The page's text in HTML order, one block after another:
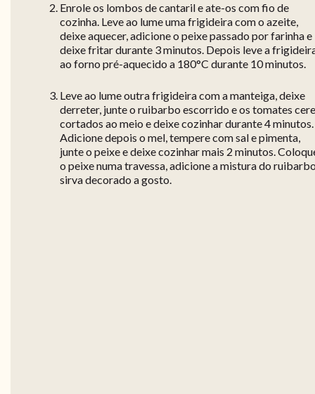
Enrole os lombos de cantaril e ate-os com fio de
cozinha. Leve ao lume uma frigideira com o azeite,
deixe aquecer, adicione o peixe passado por farinha e
deixe fritar durante 3 minutos. Depois leve a
ao forno pré-aquecido a 180°C durante 10 minutos.
Leve ao lume outra frigideira com a manteiga, deixe
derreter, junte o ruibarbo escorrido e os tomates
cortados ao meio e deixe cozinhar durante 4 minutos.
Adicione depois o mel, tempere com sal e pimenta,
junte o peixe e deixe cozinhar mais 2 minutos.
o peixe numa travessa, adicione a mistura do
sirva decorado a gosto.